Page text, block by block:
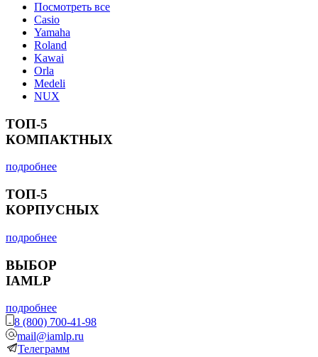
Посмотреть все
Casio
Yamaha
Roland
Kawai
Orla
Medeli
NUX
ТОП-5
КОМПАКТНЫХ
подробнее
ТОП-5
КОРПУСНЫХ
подробнее
ВЫБОР
IAMLP
подробнее
8 (800) 700-41-98
mail@iamlp.ru
Телеграмм